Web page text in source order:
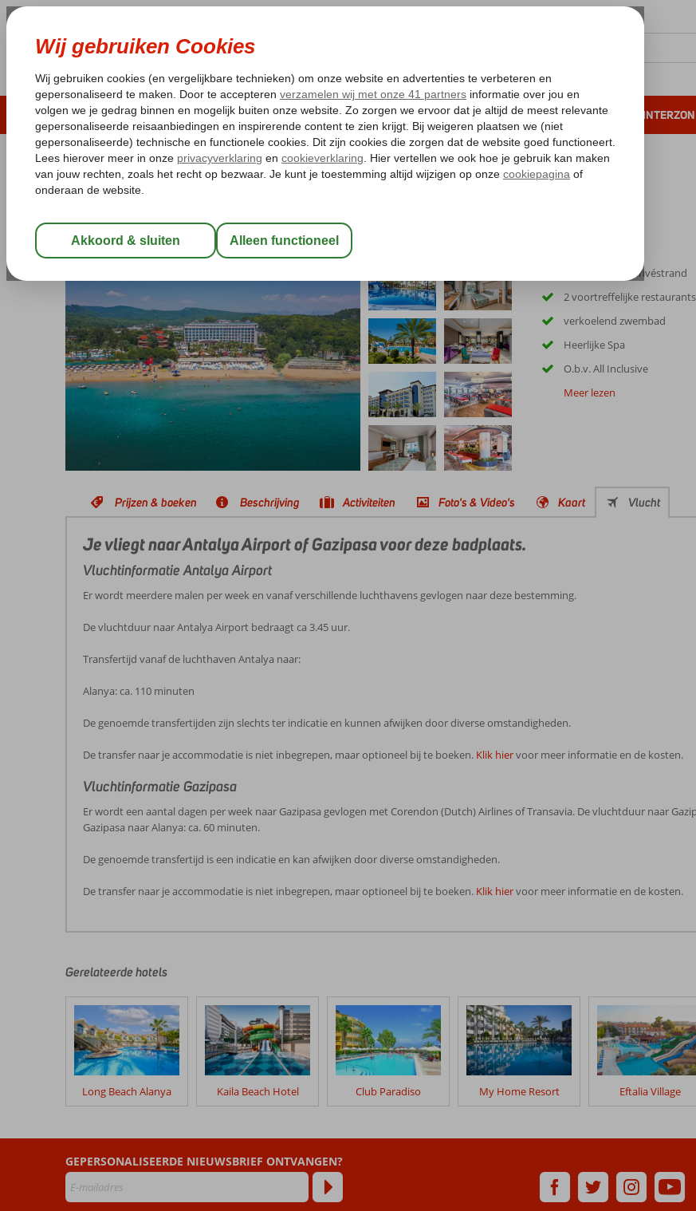
LAST MINUTE ZOMER 2026 ZONVAKANTIE VERRE REIZEN ALL INCLUSIVE WINTERZON
Pakketgarantie Laagsteprijsgarantie* Gratis annuleren*
Home
Turkije Turkse Riviera
Annabella Diamond Hotel
All Inclusive -Hotel
Direct aan het privéstrand
2 voortreffelijke restaurants
verkoelend zwembad
Heerlijke Spa
O.b.v. All Inclusive
Meer lezen
Prijzen & boeken Beschrijving Activiteiten Foto's & Video's Kaart Vlucht
Je vliegt naar Antalya Airport of Gazipasa voor deze badplaats.
Vluchtinformatie Antalya Airport
Er wordt meerdere malen per week en vanaf verschillende luchthavens gevlogen naar deze bestemming.
De vluchtduur naar Antalya Airport bedraagt ca 3.45 uur.
Transfertijd vanaf de luchthaven Antalya naar:
Alanya: ca. 110 minuten
De genoemde transfertijden zijn slechts ter indicatie en kunnen afwijken door diverse omstandigheden.
De transfer naar je accommodatie is niet inbegrepen, maar optioneel bij te boeken. Klik hiervoor meer informatie en de kosten.
Vluchtinformatie Gazipasa
Er wordt een aantal dagen per week naar Gazipasa gevlogen met Corendon (Dutch) Airlines of Transavia. De vluchtduur naar
Gazipasa naar Alanya: ca. 60 minuten.
De genoemde transfertijd is een indicatie en kan afwijken door diverse omstandigheden.
De transfer naar je accommodatie is niet inbegrepen, maar optioneel bij te boeken. Klik hiervoor meer informatie en de kosten.
door
klanten
geschreven
na
hun
verblijf
Annabella
Beoordelingen
die
ouder
Gerelateerde hotels
Long Beach Alanya Kaila Beach Hotel Club Paradiso My Home Resort Eftalia Village
GEPERSONALISEERDE NIEUWSBRIEF ONTVANGEN?